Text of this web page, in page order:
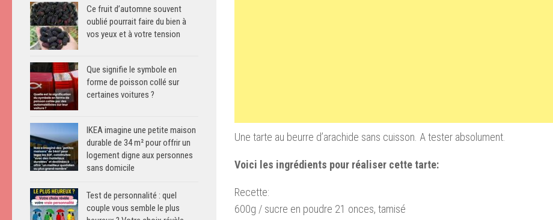
Une tarte au beurre d’arachide sans cuisson. A tester absolument.
Voici les ingrédients pour réaliser cette tarte:
Recette:
600g / sucre en poudre 21 onces, tamisé
Ce fruit d’automne souvent
oublié pourrait faire du bien à
vos yeux et à votre tension
Que signifie le symbole en
forme de poisson collé sur
certaines voitures ?
IKEA imagine une petite maison
durable de 34 m² pour offrir un
logement digne aux personnes
sans domicile
Test de personnalité : quel
couple vous semble le plus